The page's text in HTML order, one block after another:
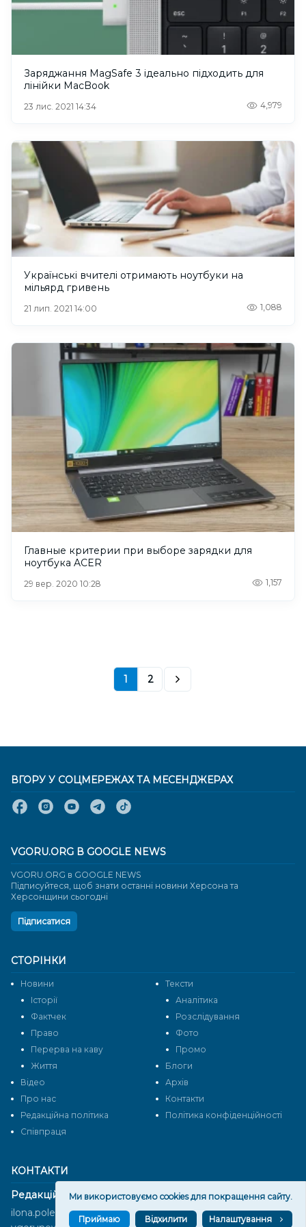
Заряджання MagSafe 3 ідеально підходить для
лінійки MacBook
23 лис. 2021 14:34 4,979
Українські вчителі отримають ноутбуки на
мільярд гривень
21 лип. 2021 14:00 1,088
Главные критерии при выборе зарядки для
ноутбука ACER
29 вер. 2020 10:28 1,157
1 2
КОНТАКТИ
Редакційний відділ:
ilona.polesova@gmail.com
СТОРІНКИ
Новини
Тексти
Історії
Аналітика
Фактчек
Розслідування
Право
Фото
Перерва на каву
Промо
Життя
Блоги
Відео
Архів
Про нас
Контакти
Редакційна політика
Політика конфіденційності
Cпівпраця
ВГОРУ У СОЦМЕРЕЖАХ ТА МЕСЕНДЖЕРАХ
VGORU.ORG В GOOGLE NEWS
VGORU.ORG в GOOGLE NEWS
Підписуйтеся, щоб знати останні новини Херсона та
Херсонщини сьогодні
Підписатися
Ми використовуємо cookies для покращення сайту.
Приймаю Відхилити Налаштування